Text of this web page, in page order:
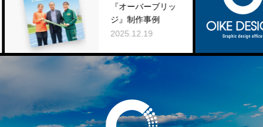
『オーバーブリッ
ジ』制作事例
2025.12.19
知ら